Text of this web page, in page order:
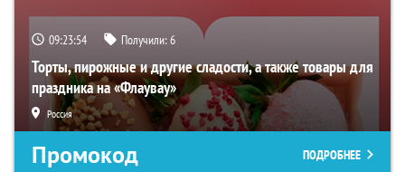
09:23:53 Получили:6
Торты, пирожные и другие сладости, а также товары для
праздника на «Флаувау»
Россия
Промокод ПОДРОБНЕЕ